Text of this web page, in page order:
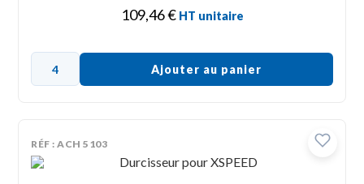
109,46€ HT unitaire
Ajouter au panier
RÉF : ACH 5103